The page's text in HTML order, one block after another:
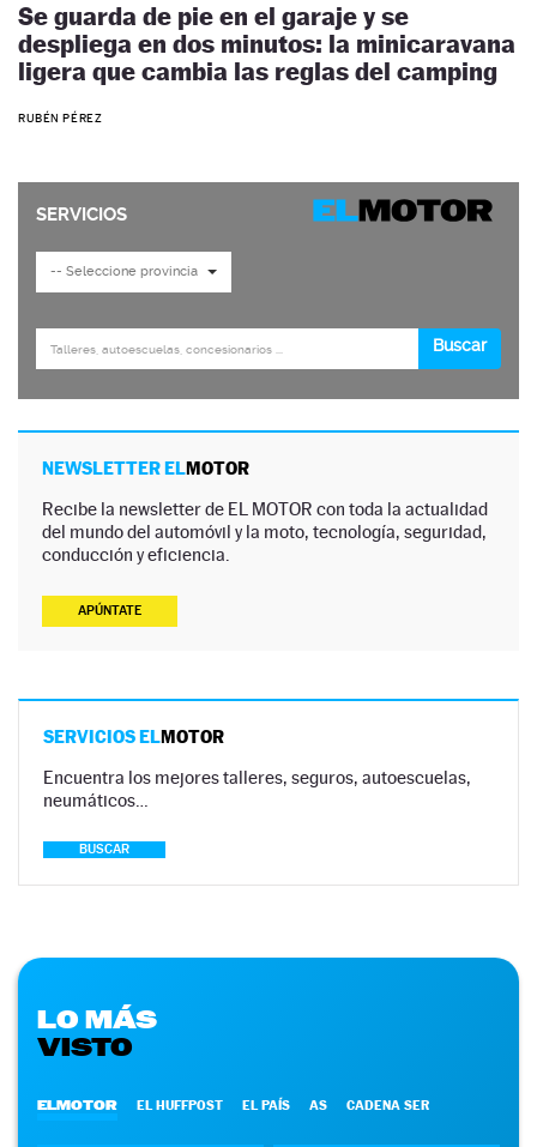
Se guarda de pie en el garaje y se
despliega en dos minutos: la minicaravana
ligera que cambia las reglas del camping
RUBÉN PÉREZ
NEWSLETTER ELMOTOR
Recibe la newsletter de EL MOTOR con toda la actualidad
del mundo del automóvil y la moto, tecnología, seguridad,
conducción y eficiencia.
APÚNTATE
SERVICIOS ELMOTOR
Encuentra los mejores talleres, seguros, autoescuelas,
neumáticos…
BUSCAR
LO MÁS
VISTO
ELMOTOR EL HUFFPOST EL PAÍS AS CADENA SER